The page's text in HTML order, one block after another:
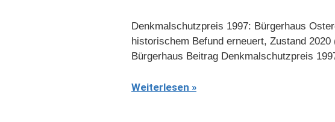
Denkmalschutzpreis 1997: Bürgerhaus
historischem Befund erneuert, Zustand
Bürgerhaus Beitrag Denkmalschutzpreis
Weiterlesen